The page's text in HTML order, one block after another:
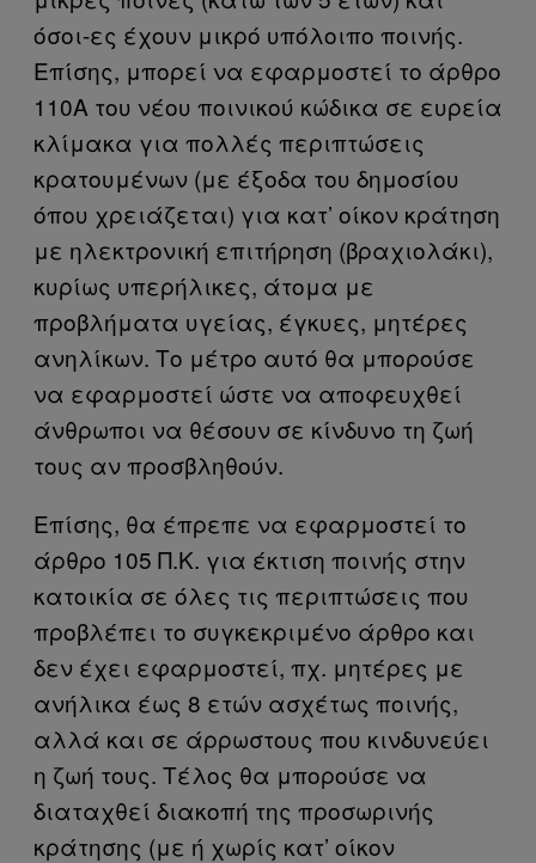
όσοι-ες έχουν μικρό υπόλοιπο ποινής.
Επίσης, μπορεί να εφαρμοστεί το άρθρο
110Α του νέου ποινικού κώδικα σε ευρεία
κλίμακα για πολλές περιπτώσεις
κρατουμένων (με έξοδα του δημοσίου
όπου χρειάζεται) για κατ’ οίκον κράτηση
με ηλεκτρονική επιτήρηση (βραχιολάκι),
κυρίως υπερήλικες, άτομα με
προβλήματα υγείας, έγκυες, μητέρες
ανηλίκων. Το μέτρο αυτό θα μπορούσε
να εφαρμοστεί ώστε να αποφευχθεί
άνθρωποι να θέσουν σε κίνδυνο τη ζωή
τους αν προσβληθούν.
Επίσης, θα έπρεπε να εφαρμοστεί το
άρθρο 105 Π.Κ. για έκτιση ποινής στην
κατοικία σε όλες τις περιπτώσεις που
προβλέπει το συγκεκριμένο άρθρο και
δεν έχει εφαρμοστεί, πχ. μητέρες με
ανήλικα έως 8 ετών ασχέτως ποινής,
αλλά και σε άρρωστους που κινδυνεύει
η ζωή τους. Τέλος θα μπορούσε να
διαταχθεί διακοπή της προσωρινής
κράτησης (με ή χωρίς κατ’ οίκον